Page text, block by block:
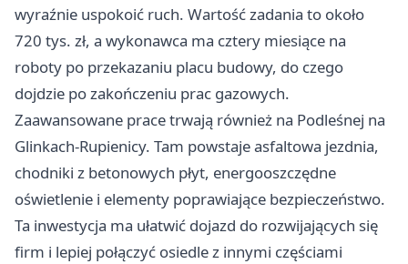
wyraźnie uspokoić ruch. Wartość zadania to około
720 tys. zł, a wykonawca ma cztery miesiące na
roboty po przekazaniu placu budowy, do czego
dojdzie po zakończeniu prac gazowych.
Zaawansowane prace trwają również na Podleśnej na
Glinkach-Rupienicy. Tam powstaje asfaltowa jezdnia,
chodniki z betonowych płyt, energooszczędne
oświetlenie i elementy poprawiające bezpieczeństwo.
Ta inwestycja ma ułatwić dojazd do rozwijających się
firm i lepiej połączyć osiedle z innymi częściami